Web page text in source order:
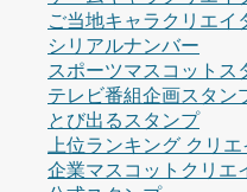
ご当地キャラクリエイ
シリアルナンバー
スポーツマスコットス
テレビ番組企画スタン
とび出るスタンプ
上位ランキング クリ
企業マスコットクリエ